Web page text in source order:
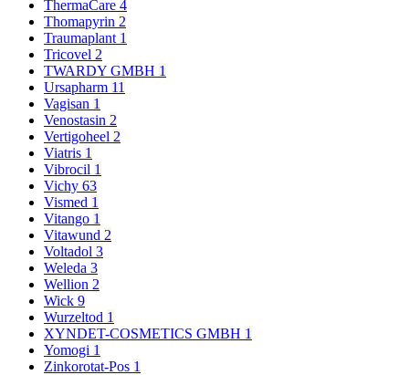
ThermaCare 4
Thomapyrin 2
Traumaplant 1
Tricovel 2
TWARDY GMBH 1
Ursapharm 11
Vagisan 1
Venostasin 2
Vertigoheel 2
Viatris 1
Vibrocil 1
Vichy 63
Vismed 1
Vitango 1
Vitawund 2
Voltadol 3
Weleda 3
Wellion 2
Wick 9
Wurzeltod 1
XYNDET-COSMETICS GMBH 1
Yomogi 1
Zinkorotat-Pos 1